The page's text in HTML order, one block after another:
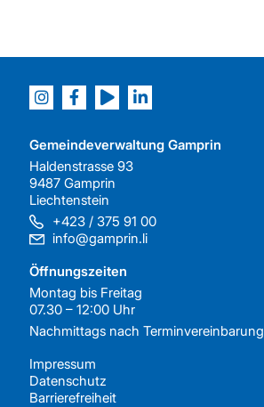
Gemeindeverwaltung Gamprin
Haldenstrasse 93
9487 Gamprin
Liechtenstein
+423 / 375 91 00
info@gamprin.li
Öffnungszeiten
Montag bis Freitag
07.30 – 12:00 Uhr
Nachmittags nach Terminvereinbarung
Impressum
Datenschutz
Barrierefreiheit